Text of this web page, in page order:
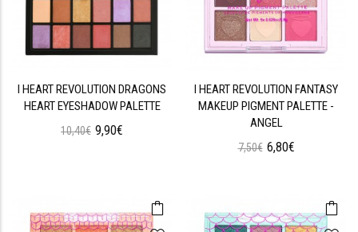
I HEART REVOLUTION DRAGONS
HEART EYESHADOW PALETTE
10,40€ 9,90€
I HEART REVOLUTION FANTASY
MAKEUP PIGMENT PALETTE -
ANGEL
7,50€ 6,80€